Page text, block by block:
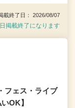
終了日： 2026/08/07
掲載終了になります
フェス・ライブ
OK】